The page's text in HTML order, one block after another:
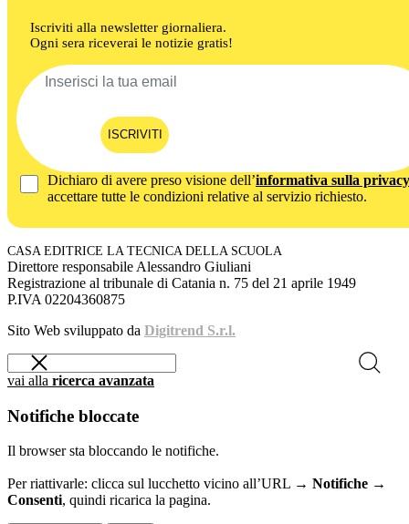
Iscriviti alla newsletter giornaliera.
Ogni sera riceverai le notizie gratis!
ISCRIVITI
Dichiaro di avere preso visione dell’informativa sulla privacy
accettare tutte le condizioni relative al servizio richiesto.
CASA EDITRICE LA TECNICA DELLA SCUOLA
Direttore responsabile Alessandro Giuliani
Registrazione al tribunale di Catania n. 75 del 21 aprile 1949
P.IVA 02204360875
Sito Web sviluppato da Digitrend S.r.l.
vai alla ricerca avanzata
Notifiche bloccate
Il browser sta bloccando le notifiche.
Per riattivarle: clicca sul lucchetto vicino all’URL → Notifiche →
Consenti, quindi ricarica la pagina.